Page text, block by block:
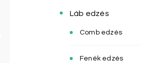
Láb edzés
Comb edzés
Fenék edzés